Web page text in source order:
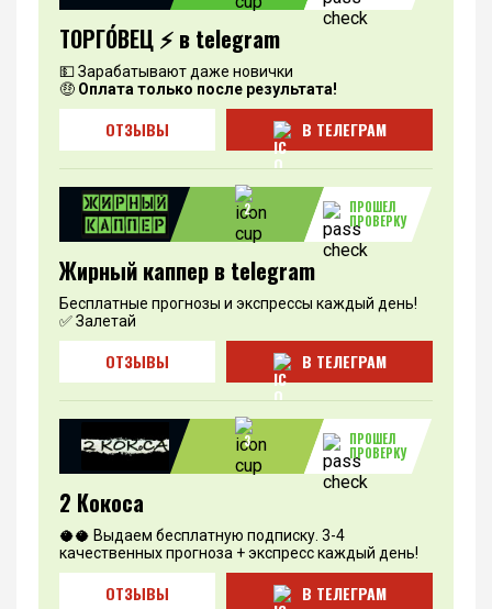
ТОРГО́ВЕЦ ⚡️ в telegram
💵 Зарабатывают даже новички
🤑 Оплата только после результата!
ОТЗЫВЫ В ТЕЛЕГРАМ
2
ПРОШЕЛ
ПРОВЕРКУ
Жирный каппер в telegram
Бесплатные прогнозы и экспрессы каждый день!
✅ Залетай
ОТЗЫВЫ В ТЕЛЕГРАМ
3
ПРОШЕЛ
ПРОВЕРКУ
2 Кокоса
🥥🥥 Выдаем бесплатную подписку. 3-4
качественных прогноза + экспресс каждый день!
ОТЗЫВЫ В ТЕЛЕГРАМ